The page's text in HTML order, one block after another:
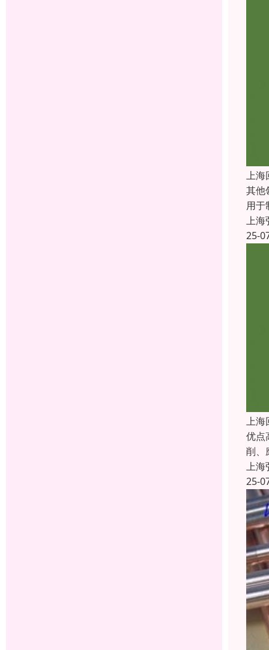
上海
其他
用于
上海
25-
上海
优点
削、
上海
25-